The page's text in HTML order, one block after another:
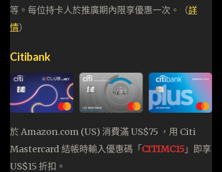
等。每位持卡人於推廣期內限享優惠一次。（詳
情）
Citibank
於 Amazon.com (US) 消費滿 US$75 ，用 Citi
Mastercard 結帳時輸入優惠碼「CITIMC15 」即享
US$15 折扣。